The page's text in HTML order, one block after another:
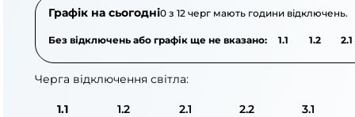
Графік на сьогодні0 з 12 черг мають години відключень.
Без відключень або графік ще не вказано: 1.1 1.2 2.1
Черга відключення світла:
1.1 1.2 2.1 2.2 3.1